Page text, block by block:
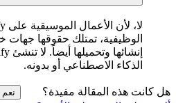
الوظيفية، تمتلك حقوقها
الذكاء الاصطناعي أو بدونه.
هل كانت هذه المقالة مفيدة؟ نعم